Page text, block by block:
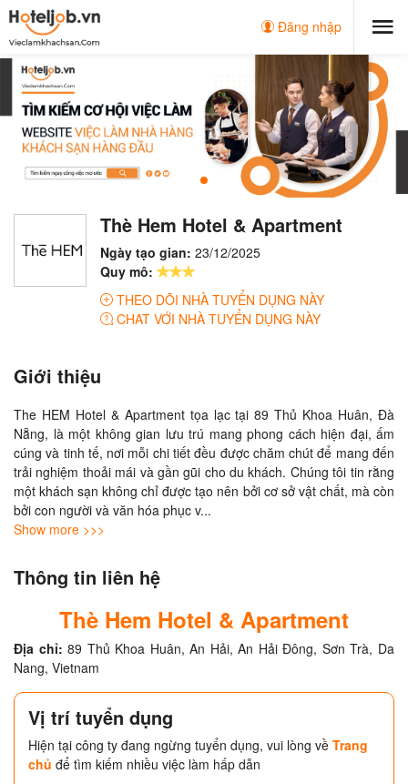
Đăng nhập
Thè Hem Hotel & Apartment
Ngày tạo gian: 23/12/2025
Quy mô:
THEO DÕI NHÀ TUYỂN DỤNG NÀY
CHAT VỚI NHÀ TUYỂN DỤNG NÀY
Giới thiệu
The HEM Hotel & Apartment tọa lạc tại 89 Thủ Khoa Huân, Đà
Nẵng, là một không gian lưu trú mang phong cách hiện đại, ấm
cúng và tinh tế, nơi mỗi chi tiết đều được chăm chút để mang đến
trải nghiệm thoải mái và gần gũi cho du khách. Chúng tôi tin rằng
một khách sạn không chỉ được tạo nên bởi cơ sở vật chất, mà còn
bởi con người và văn hóa phục v...
Show more >>>
Thông tin liên hệ
Thè Hem Hotel & Apartment
Địa chỉ:89 Thủ Khoa Huân, An Hải, An Hải Đông, Sơn Trà, Da
Nang, Vietnam
Vị trí tuyển dụng
Hiện tại công ty đang ngừng tuyển dụng, vui lòng về Trang
chủ để tìm kiếm nhiều việc làm hấp dẫn